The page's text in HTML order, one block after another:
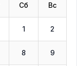
Сб Вс
1 2
8 9